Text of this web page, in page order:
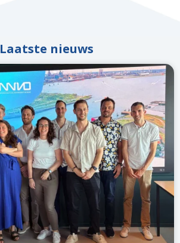
Laatste nieuws